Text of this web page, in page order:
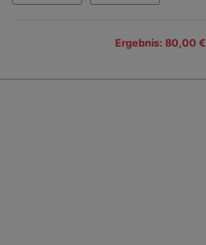
Ergebnis: 80,00 €